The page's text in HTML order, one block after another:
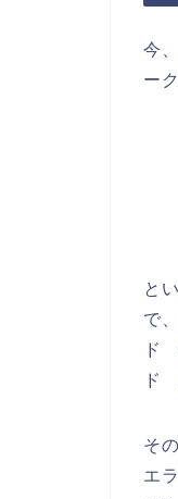
今
ー
と
で
ド
ド
そ
エ